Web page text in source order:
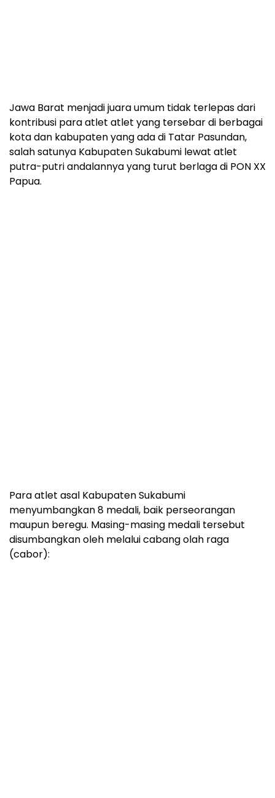
Jawa Barat menjadi juara umum tidak terlepas dari
kontribusi para atlet atlet yang tersebar di berbagai
kota dan kabupaten yang ada di Tatar Pasundan,
salah satunya Kabupaten Sukabumi lewat atlet
putra-putri andalannya yang turut berlaga di PON XX
Papua.
Para atlet asal Kabupaten Sukabumi
menyumbangkan 8 medali, baik perseorangan
maupun beregu. Masing-masing medali tersebut
disumbangkan oleh melalui cabang olah raga
(cabor):